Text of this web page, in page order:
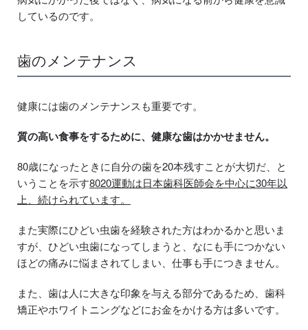
しているのです。
歯のメンテナンス
健康には歯のメンテナンスも重要です。
質の高い食事をするために、健康な歯はかかせません。
80歳になったときに自分の歯を20本残すことが大切だ、と
いうことを示す8020運動は日本歯科医師会を中心に30年以
上、続けられています。
また実際にひどい虫歯を経験された方はわかるかと思いま
すが、ひどい虫歯になってしまうと、なにも手につかない
ほどの痛みに悩まされてしまい、仕事も手につきません。
また、歯は人に大きな印象を与える部分であるため、歯科
矯正やホワイトニングなどにお金をかける方は多いです。